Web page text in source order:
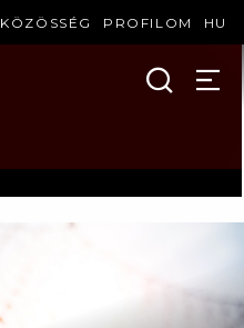
KÖZÖSSÉG PROFILOM HU